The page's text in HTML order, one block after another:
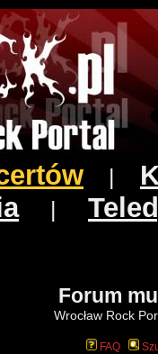
|
Forum
Wrocław Rock
FAQ